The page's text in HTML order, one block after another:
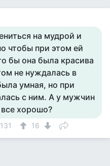
на мудрой и
чтобы при этом ей
бы она была красива
не нуждалась в
умная, но при
с ним. А у мужчин
хорошо?
131 16